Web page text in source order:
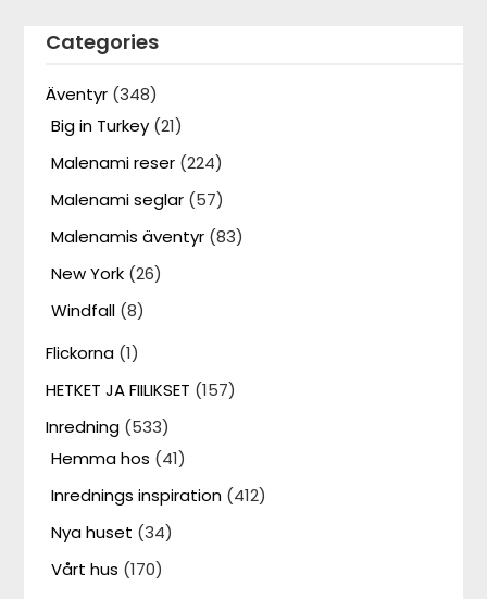
Categories
Äventyr (348)
Big in Turkey (21)
Malenami reser (224)
Malenami seglar (57)
Malenamis äventyr (83)
New York (26)
Windfall (8)
Flickorna (1)
HETKET JA FIILIKSET (157)
Inredning (533)
Hemma hos (41)
Inrednings inspiration (412)
Nya huset (34)
Vårt hus (170)